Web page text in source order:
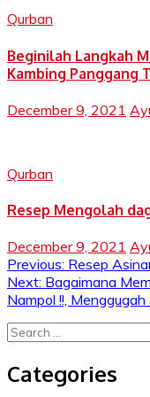
Qurban
Beginilah Langkah
Kambing Panggang
December 9, 2021
Qurban
Resep Mengolah
December 9, 2021
Post
navigation
Previous: Resep
Next: Bagaimana
Nampol !!, Menggugah
Search
Categories